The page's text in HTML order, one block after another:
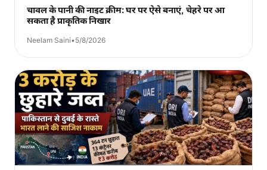
चावल के पानी की नाइट क्रीम: घर पर ऐसे बनाएं, चेहरे पर आ
सकता है प्राकृतिक निखार
Neelam Saini•5/8/2026